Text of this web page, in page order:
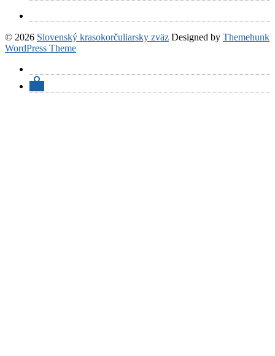
© 2026 Slovenský krasokorčuliarsky zväz Designed by Themehunk
WordPress Theme